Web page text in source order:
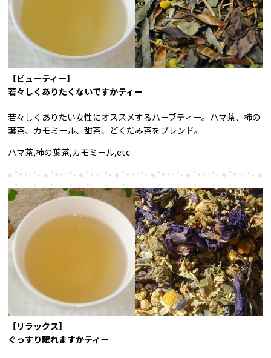
【ビューティー】
若々しくありたくないですかティー
若々しくありたい女性にオススメするハーブティー。ハマ茶、柿の
葉茶、カモミール、甜茶、どくだみ茶をブレンド。
ハマ茶,柿の葉茶,カモミール,etc
【リラックス】
ぐっすり眠れますかティー